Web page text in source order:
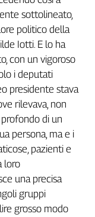
sottolineato,
politico della
Iotti. E lo ha
con un vigoroso
i deputati
presidente stava
rilevava, non
di un
persona, ma e i
pazienti e
loro
una precisa
gruppi
grosso modo